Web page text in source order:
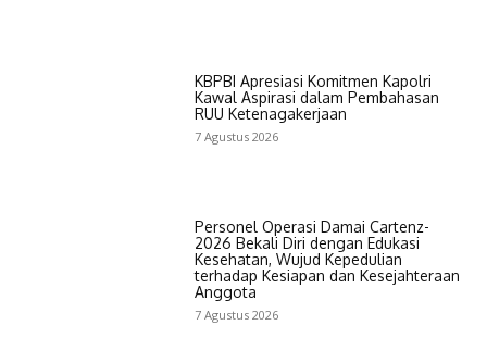
KBPBI Apresiasi Komitmen Kapolri
Kawal Aspirasi dalam Pembahasan
RUU Ketenagakerjaan
7 Agustus 2026
Personel Operasi Damai Cartenz-
2026 Bekali Diri dengan Edukasi
Kesehatan, Wujud Kepedulian
terhadap Kesiapan dan Kesejahteraan
Anggota
7 Agustus 2026